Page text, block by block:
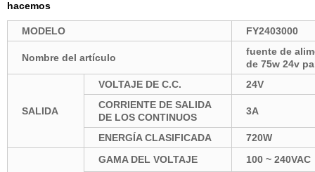
hacemos
MODELO FY2403000
Nombre del artículo
fuente de
de 75w 24v
SALIDA
VOLTAJE DE C.C.
24V
CORRIENTE DE SALIDA
DE LOS CONTINUOS
3A
ENERGÍA CLASIFICADA 720W
GAMA DEL VOLTAJE
100 ~ 240VAC